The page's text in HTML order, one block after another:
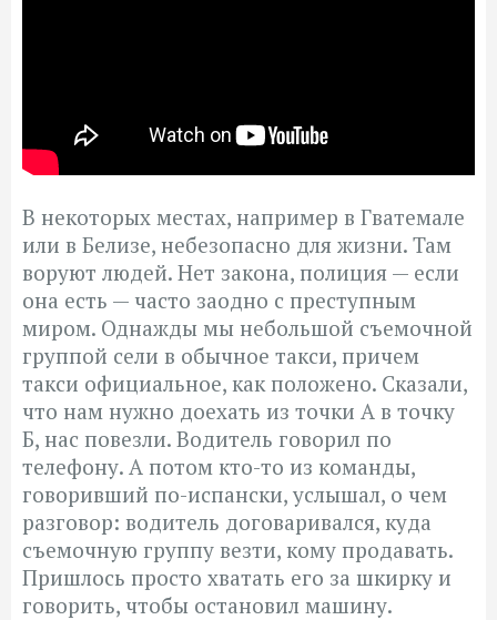
В некоторых местах, например в Гватемале
или в Белизе, небезопасно для жизни. Там
воруют людей. Нет закона, полиция — если
она есть — часто заодно с преступным
миром. Однажды мы небольшой съемочной
группой сели в обычное такси, причем
такси официальное, как положено. Сказали,
что нам нужно доехать из точки А в точку
Б, нас повезли. Водитель говорил по
телефону. А потом кто-то из команды,
говоривший по-испански, услышал, о чем
разговор: водитель договаривался, куда
съемочную группу везти, кому продавать.
Пришлось просто хватать его за шкирку и
говорить, чтобы остановил машину.